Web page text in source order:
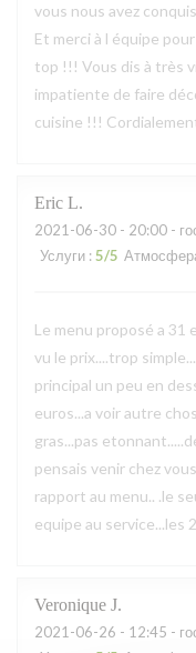
vous nous avez
Et merci à l équipe
top !!! Vous dis à très
impatiente de faire
cuisine !!!
Eric L
2021-06-30 - 20:00 -
Услуги : 5/5
Le menu proposé a 31
vu le prix....trop
principal un peu en
euros...a voir autre
gras...pas
pensais venir chez
rapport au menu.. .le
equipe au service...les
Veronique J
2021-06-26 - 12:45 -